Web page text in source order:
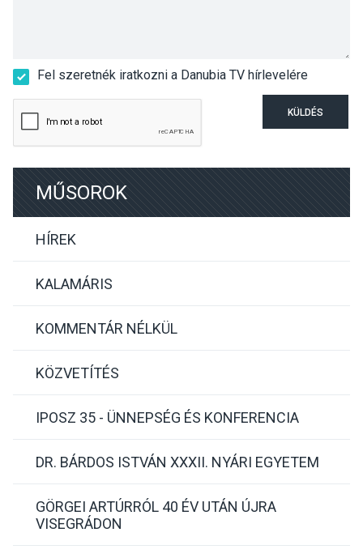
Fel szeretnék iratkozni a Danubia TV hírlevelére
KÜLDÉS
MŰSOROK
HÍREK
KALAMÁRIS
KOMMENTÁR NÉLKÜL
KÖZVETÍTÉS
IPOSZ 35 - ÜNNEPSÉG ÉS KONFERENCIA
DR. BÁRDOS ISTVÁN XXXII. NYÁRI EGYETEM
GÖRGEI ARTÚRRÓL 40 ÉV UTÁN ÚJRA
VISEGRÁDON